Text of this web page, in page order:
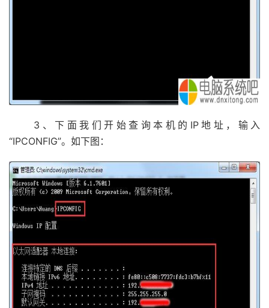
3、下面我们开始查询本机的IP地址，输入
“IPCONFIG”。如下图：